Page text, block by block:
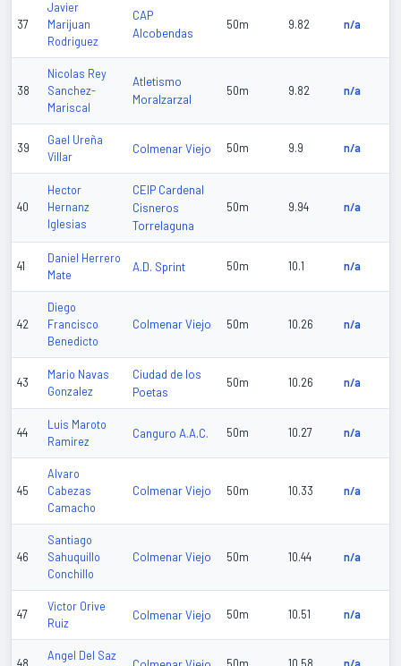
37
Javier
Marijuan
Rodriguez
CAP
Alcobendas
50m 9.82 n/a
38
Nicolas Rey
Sanchez-
Mariscal
Atletismo
Moralzarzal
50m 9.82 n/a
39
Gael Ureña
Villar
Colmenar Viejo 50m 9.9 n/a
40
Hector
Hernanz
Iglesias
CEIP Cardenal
Cisneros
Torrelaguna
50m 9.94 n/a
41
Daniel Herrero
Mate
A.D. Sprint 50m 10.1 n/a
42
Diego
Francisco
Benedicto
Colmenar Viejo 50m 10.26 n/a
43
Mario Navas
Gonzalez
Ciudad de los
Poetas
50m 10.26 n/a
44
Luis Maroto
Ramirez
Canguro A.A.C. 50m 10.27 n/a
45
Alvaro
Cabezas
Camacho
Colmenar Viejo 50m 10.33 n/a
46
Santiago
Sahuquillo
Conchillo
Colmenar Viejo 50m 10.44 n/a
47
Victor Orive
Ruiz
Colmenar Viejo 50m 10.51 n/a
Angel Del Saz